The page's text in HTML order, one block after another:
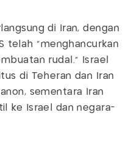
di Iran, dengan
telah "menghancurkan
rudal." Israel
di Teheran dan Iran
sementara Iran
ke Israel dan negara-